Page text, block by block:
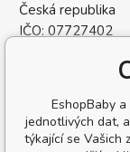
Česká republika
IČO: 07727402
EshopBaby
jednotlivých dat,
týkající se Vašich